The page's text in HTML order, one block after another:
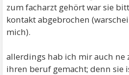
zum facharzt gehört war sie
kontakt abgebrochen
mich).
allerdings hab ich mir auch ne
ihren beruf gemacht; denn sie